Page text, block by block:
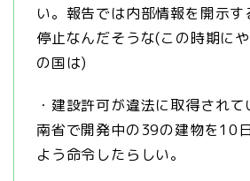
い。報告では内部情報を開示す
停止なんだそうな(この時期に
の国は)
・建設許可が違法に取得され
南省で開発中の39の建物を10
よう命令したらしい。